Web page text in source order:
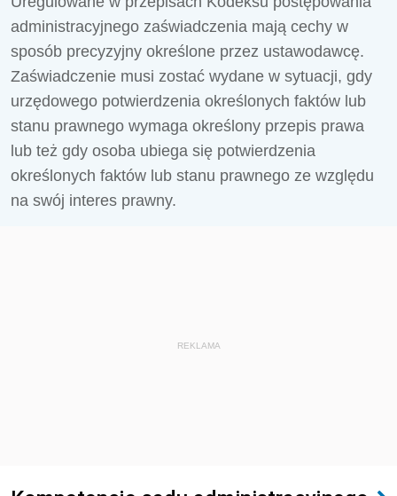
administracyjnego zaświadczenia mają cechy w
sposób precyzyjny określone przez ustawodawcę.
Zaświadczenie musi zostać wydane w sytuacji, gdy
urzędowego potwierdzenia określonych faktów lub
stanu prawnego wymaga określony przepis prawa
lub też gdy osoba ubiega się potwierdzenia
określonych faktów lub stanu prawnego ze względu
na swój interes prawny.
REKLAMA